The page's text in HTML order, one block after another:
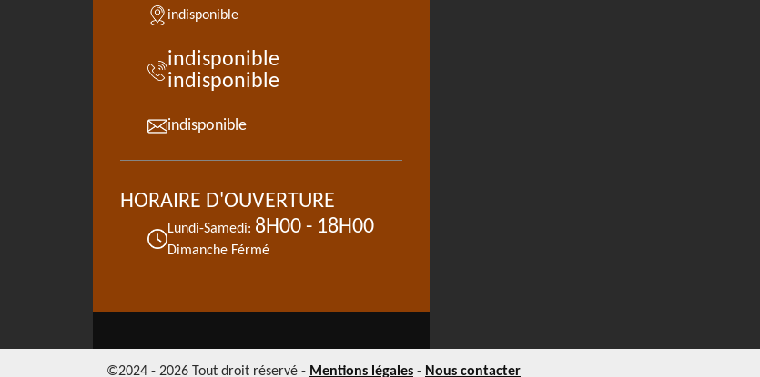
indisponible
indisponible
indisponible
indisponible
HORAIRE D'OUVERTURE
Lundi-Samedi: 8H00 - 18H00
Dimanche Férmé
©2024 - 2026 Tout droit réservé - Mentions légales - Nous contacter